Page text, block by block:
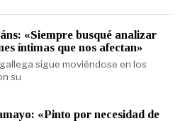
«Siempre busqué analizar
íntimas que nos afectan»
sigue moviéndose en los
su
«Pinto por necesidad de